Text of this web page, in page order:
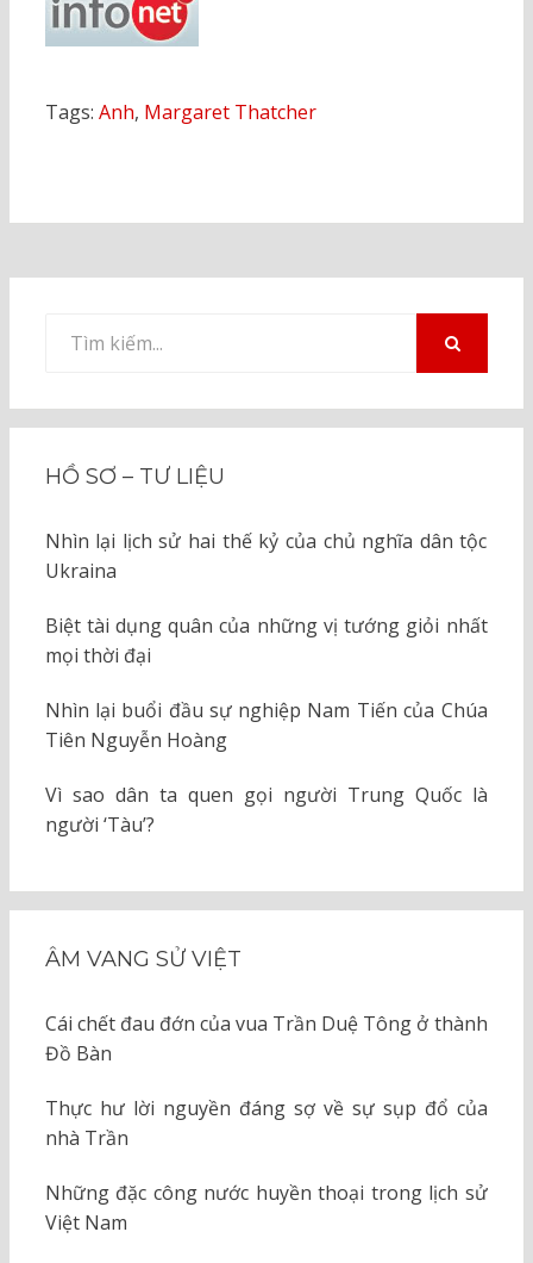
Tags: Anh, Margaret Thatcher
kiếm
HỒ SƠ – TƯ LIỆU
Nhìn lại lịch sử hai thế kỷ của chủ nghĩa dân tộc
Ukraina
Biệt tài dụng quân của những vị tướng giỏi nhất
mọi thời đại
Nhìn lại buổi đầu sự nghiệp Nam Tiến của Chúa
Tiên Nguyễn Hoàng
Vì sao dân ta quen gọi người Trung Quốc là
người ‘Tàu’?
ÂM VANG SỬ VIỆT
Cái chết đau đớn của vua Trần Duệ Tông ở thành
Đồ Bàn
Thực hư lời nguyền đáng sợ về sự sụp đổ của
nhà Trần
Những đặc công nước huyền thoại trong lịch sử
Việt Nam